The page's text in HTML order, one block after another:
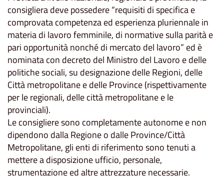
consigliera deve possedere “requisiti di specifica e
comprovata competenza ed esperienza pluriennale in
materia di lavoro femminile, di normative sulla parità e
pari opportunità nonché di mercato del lavoro” ed è
nominata con decreto del Ministro del Lavoro e delle
politiche sociali, su designazione delle Regioni, delle
Città metropolitane e delle Province (rispettivamente
per le regionali, delle città metropolitane e le
provinciali).
Le consigliere sono completamente autonome e non
dipendono dalla Regione o dalle Province/Città
Metropolitane, gli enti di riferimento sono tenuti a
mettere a disposizione ufficio, personale,
strumentazione ed altre attrezzature necessarie.